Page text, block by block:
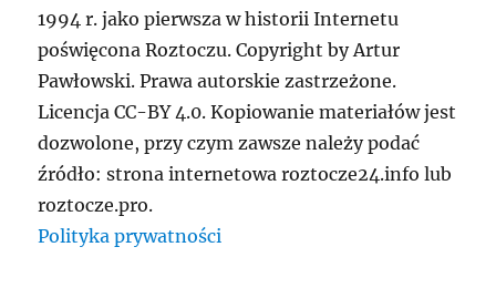
1994 r. jako pierwsza w historii Internetu
poświęcona Roztoczu. Copyright by Artur
Pawłowski. Prawa autorskie zastrzeżone.
Licencja CC-BY 4.0. Kopiowanie materiałów jest
dozwolone, przy czym zawsze należy podać
źródło: strona internetowa roztocze24.info lub
roztocze.pro.
Polityka prywatności